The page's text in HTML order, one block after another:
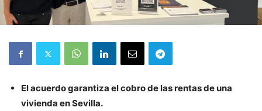
El acuerdo garantiza el cobro de las rentas de una
vivienda en Sevilla.